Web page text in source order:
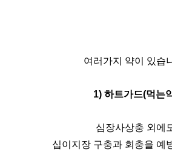
여러가지 약이 있습
1) 하트가드(먹는
심장사상충 외에
십이지장 구충과 회충을 예